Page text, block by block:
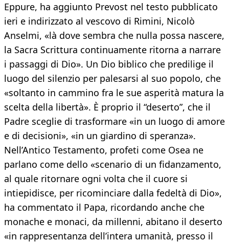
Eppure, ha aggiunto Prevost nel testo pubblicato
ieri e indirizzato al vescovo di Rimini, Nicolò
Anselmi, «là dove sembra che nulla possa nascere,
la Sacra Scrittura continuamente ritorna a narrare
i passaggi di Dio». Un Dio biblico che predilige il
luogo del silenzio per palesarsi al suo popolo, che
«soltanto in cammino fra le sue asperità matura la
scelta della libertà». È proprio il “deserto”, che il
Padre sceglie di trasformare «in un luogo di amore
e di decisioni», «in un giardino di speranza».
Nell’Antico Testamento, profeti come Osea ne
parlano come dello «scenario di un fidanzamento,
al quale ritornare ogni volta che il cuore si
intiepidisce, per ricominciare dalla fedeltà di Dio»,
ha commentato il Papa, ricordando anche che
monache e monaci, da millenni, abitano il deserto
«in rappresentanza dell’intera umanità, presso il